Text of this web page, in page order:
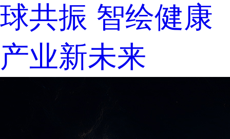
球共振 智绘健康
产业新未来